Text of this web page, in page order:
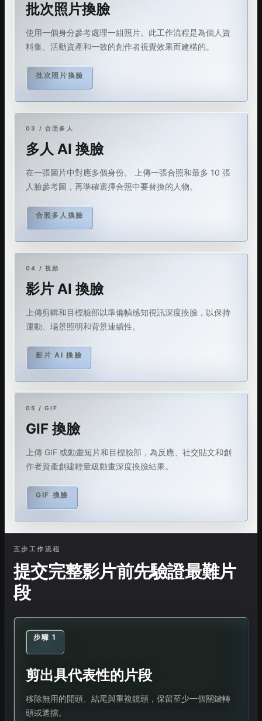
批次照片換臉
使用一個身分參考處理一組照片。此工作流程是為個人資
料集、活動資產和一致的創作者視覺效果而建構的。
批次照片換臉
03 / 合照多人
多人 AI 換臉
在一張圖片中對應多個身份。 上傳一張合照和最多 10 張
人臉參考圖，再準確選擇合照中要替換的人物。
合照多人換臉
04 / 視頻
影片 AI 換臉
上傳剪輯和目標臉部以準備幀感知視訊深度換臉，以保持
運動、場景照明和背景連續性。
影片 AI 換臉
05 / GIF
GIF 換臉
上傳 GIF 或動畫短片和目標臉部，為反應、社交貼文和創
作者資產創建輕量級動畫深度換臉結果。
GIF 換臉
五步工作流程
提交完整影片前先驗證最難片
段
步驟 1
剪出具代表性的片段
移除無用的開頭、結尾與重複鏡頭，保留至少一個關鍵轉
頭或遮擋。